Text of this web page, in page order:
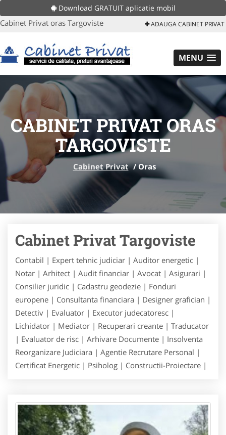
Download GRATUIT aplicatie mobil
Cabinet Privat oras Targoviste ADAUGA CABINET PRIVAT
MENU
CABINET PRIVAT ORAS
TARGOVISTE
Cabinet Privat /Oras
Cabinet Privat Targoviste
Contabil | Expert tehnic judiciar | Auditor energetic |
Notar | Arhitect | Audit financiar | Avocat | Asigurari |
Consilier juridic | Cadastru geodezie | Fonduri
europene | Consultanta financiara | Designer grafician |
Detectiv | Evaluator | Executor judecatoresc |
Lichidator | Mediator | Recuperari creante | Traducator
| Evaluator de risc | Arhivare Documente | Insolventa
Reorganizare Judiciara | Agentie Recrutare Personal |
Certificat Energetic | Psiholog | Constructii-Proiectare |